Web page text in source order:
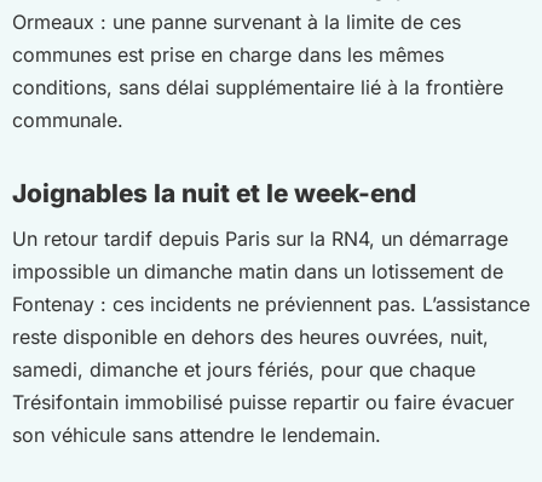
Ormeaux : une panne survenant à la limite de ces
communes est prise en charge dans les mêmes
conditions, sans délai supplémentaire lié à la frontière
communale.
Joignables la nuit et le week-end
Un retour tardif depuis Paris sur la RN4, un démarrage
impossible un dimanche matin dans un lotissement de
Fontenay : ces incidents ne préviennent pas. L’assistance
reste disponible en dehors des heures ouvrées, nuit,
samedi, dimanche et jours fériés, pour que chaque
Trésifontain immobilisé puisse repartir ou faire évacuer
son véhicule sans attendre le lendemain.